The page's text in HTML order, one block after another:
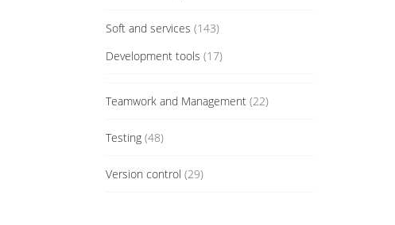
Soft and services (143)
Development tools (17)
Teamwork and Management(22)
Testing(48)
Version control (29)